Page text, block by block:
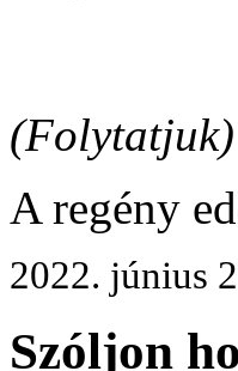
(Folytatjuk)
A regény
2022. június
Szóljon